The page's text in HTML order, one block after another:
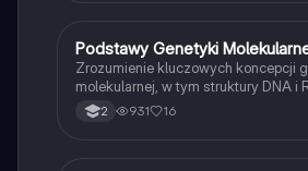
PBiologia
Podstawy Genetyki
Zrozumienie kluczowych koncepcji
molekularnej, w tym struktury DNA i
genów, cyklu komórkowego oraz roli
Materiał obejmuje budowę genów,
2 931 16